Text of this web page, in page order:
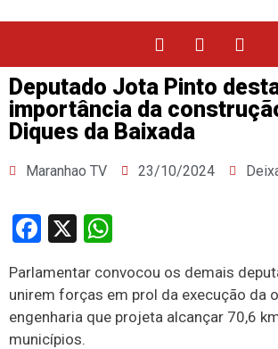
Deputado Jota Pinto
importância da
Diques da Baixada
Maranhao TV 23/10/2024
Facebook
X
Parlamentar convocou os demais
unirem forças em prol da execução da
engenharia que projeta alcançar 70,6
municípios.